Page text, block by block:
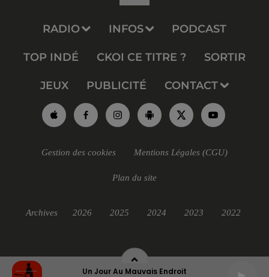
Un Jour Au Mauvais Endroit
RADIO INFOS PODCAST
TOP INDÉ CKOI CE TITRE ? SORTIR
JEUX PUBLICITÉ CONTACT
Gestion des cookies Mentions Légales (CGU)
Plan du site
Archives 2026 2025 2024 2023 2022